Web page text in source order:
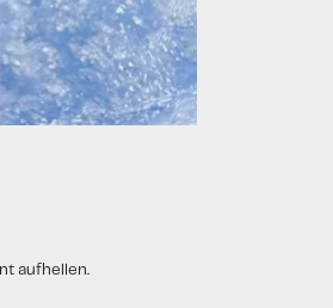
aufhellen.